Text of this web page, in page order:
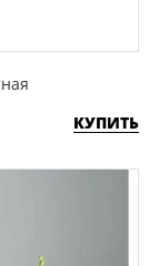
КУПИТЬ